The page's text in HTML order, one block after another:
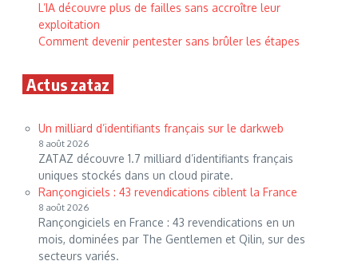
L’IA découvre plus de failles sans accroître leur
exploitation
Comment devenir pentester sans brûler les étapes
Actus zataz
Un milliard d’identifiants français sur le darkweb
8 août 2026
ZATAZ découvre 1.7 milliard d’identifiants français
uniques stockés dans un cloud pirate.
Rançongiciels : 43 revendications ciblent la France
8 août 2026
Rançongiciels en France : 43 revendications en un
mois, dominées par The Gentlemen et Qilin, sur des
secteurs variés.